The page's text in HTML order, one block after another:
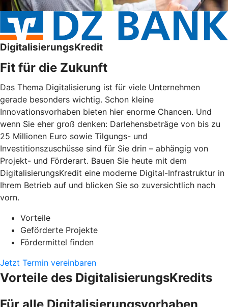
DigitalisierungsKredit
Fit für die Zukunft
Das Thema Digitalisierung ist für viele Unternehmen
gerade besonders wichtig. Schon kleine
Innovationsvorhaben bieten hier enorme Chancen. Und
wenn Sie eher groß denken: Darlehensbeträge von bis zu
25 Millionen Euro sowie Tilgungs- und
Investitionszuschüsse sind für Sie drin – abhängig von
Projekt- und Förderart. Bauen Sie heute mit dem
DigitalisierungsKredit eine moderne Digital-Infrastruktur in
Ihrem Betrieb auf und blicken Sie so zuversichtlich nach
vorn.
Vorteile
Geförderte Projekte
Fördermittel finden
Jetzt Termin vereinbaren
Vorteile des DigitalisierungsKredits